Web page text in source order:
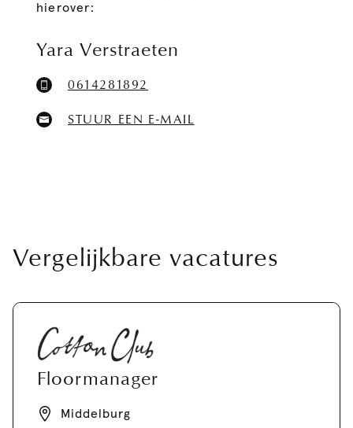
hierover:
Yara Verstraeten
0614281892
STUUR EEN E-MAIL
Vergelijkbare vacatures
Floormanager
Middelburg